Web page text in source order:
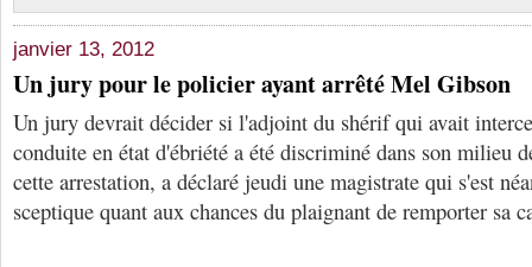
janvier 13, 2012
Un jury pour le policier ayant arrêté Mel Gibson
Un jury devrait décider si l'adjoint du shérif qui avait
conduite en état d'ébriété a été discriminé dans son milieu
cette arrestation, a déclaré jeudi une magistrate qui s'est
sceptique quant aux chances du plaignant de remporter sa